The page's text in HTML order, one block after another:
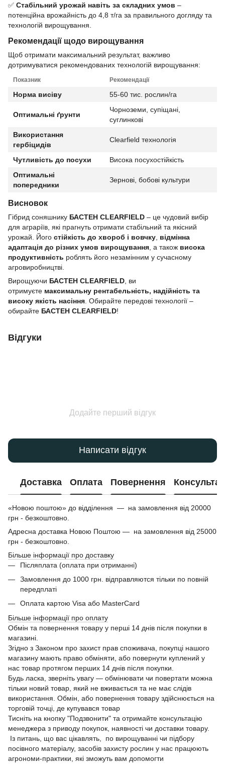
✅ Стабільний урожай навіть за складних умов –
потенційна врожайність до 4,8 т/га за правильного догляду та
технологій вирощування.
Рекомендації щодо вирощування
Щоб отримати максимальний результат, важливо
дотримуватися рекомендованих технологій вирощування:
Показник Рекомендації
Норма висіву 55-60 тис. рослин/га
Оптимальні ґрунти
Чорноземи, супіщані,
суглинкові
Використання
гербіцидів
Clearfield технологія
Чутливість до посухи
Висока посухостійкість
Оптимальні
попередники
Зернові, бобові культури
Висновок
Гібрид соняшнику БАСТЕН CLEARFIELD – це чудовий вибір
для аграріїв, які прагнуть отримати стабільний та якісний
урожай. Його стійкість до хвороб і вовчку відмінна
адаптація до різних умов вирощування , а також висока
продуктивність роблять його незамінним у сучасному
агровиробництві.
Вирощуючи БАСТЕН CLEARFIELD , ви
отримуєте максимальну рентабельність, надійність та
високу якість насіння . Обирайте передові технології –
обирайте БАСТЕН CLEARFIELD!
Відгуки
Додайте перший відгук
Написати відгук
Доставка Оплата Повернення
«Новою поштою» до відділення — на замовлення від 20000
грн - безкоштовно.
Адресна доставка Новою Поштою — на замовлення від 25000
грн - безкоштовно.
Більше інформації про доставку
Післяплата (оплата при отриманні)
Замовлення до 1000 грн. відправляются тільки по повній
передплаті
Оплата картою Visa або MasterCard
Більше інформації про оплату
Обмін та повернення товару у перші 14 днів після покупки в
магазині.
Згідно з Законом про захист прав споживача, покупці нашого
магазину мають право обміняти, або повернути куплений у
нас товар протягом перших 14 днів після покупки.
Будь ласка, зверніть увагу — обмінювати чи повертати можна
тільки новий товар, який не вживається та не має слідів
використання. Обмін, або повернення товару здійснюється на
торговій точці, де купувався товар
Тисніть на кнопку "Подзвонити" та отримайте консультацію
менеджера з приводу покупок, наявності чи доставки товару.
Із питань, що вас цікавлять, по вирощуванні чи підбору
посівного матеріалу, засобів захисту рослин у нас працюють
агрономи-практики, які зможуть вам допомогти